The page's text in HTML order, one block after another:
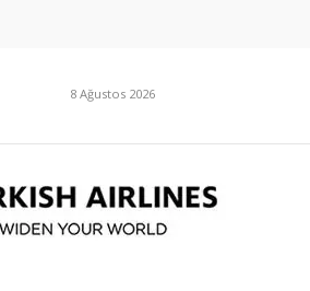
8 Ağustos 2026